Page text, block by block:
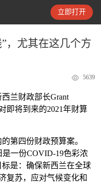
立即打开
，尤其在这几个方
5639
兰财政部长Grant
即将到来的2021年财算
第四份财政预算案。
是一份COVID-19色彩浓
是：确保新西兰在全球
复苏，应对气候变化和